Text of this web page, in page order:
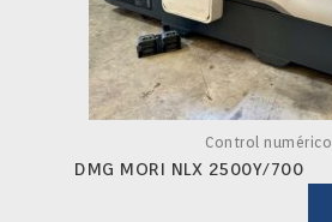
Control numérico
DMG MORI NLX 2500Y/700